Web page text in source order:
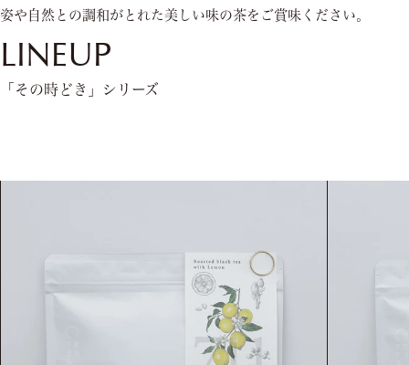
姿や自然との調和がとれた美しい味の茶をご賞味ください。
LINEUP
「その時どき」シリーズ